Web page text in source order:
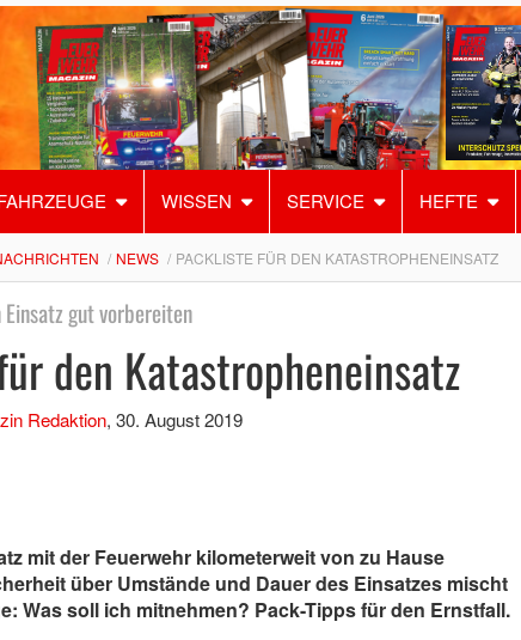
WISSEN SERVICE HEFTE
NEWS PACKLISTE FÜR DEN KATASTROPHENEINSATZ
gut vorbereiten
den Katastropheneinsatz
Redaktion, 30. August 2019
mit der Feuerwehr kilometerweit von zu Hause
über Umstände und Dauer des Einsatzes mischt
Was soll ich mitnehmen? Pack-Tipps für den Ernstfall.